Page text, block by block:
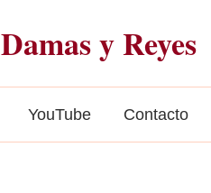
Damas y Reyes
YouTube Contacto